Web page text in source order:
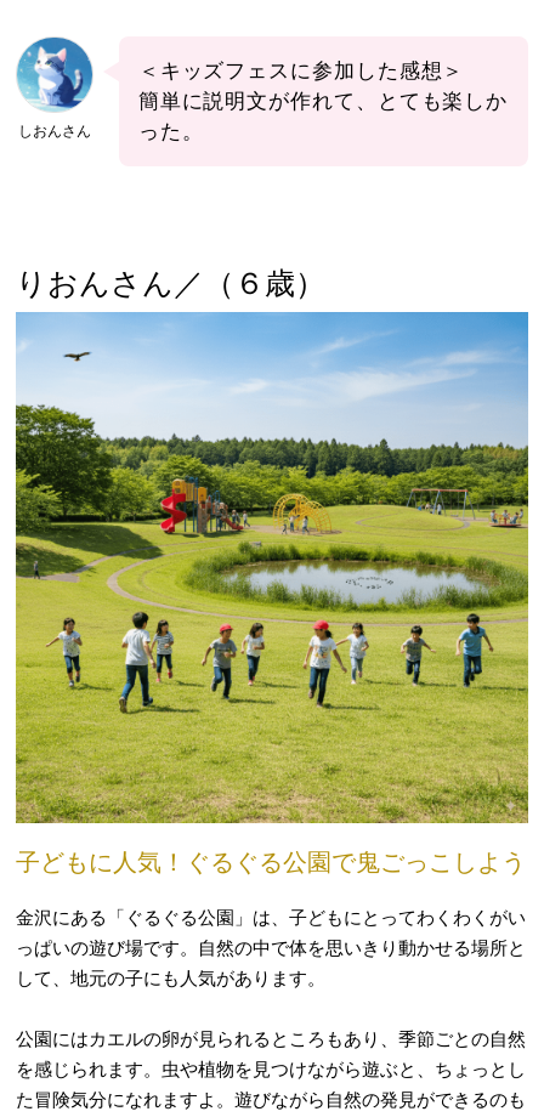
しおんさん
＜キッズフェスに参加した感想＞
簡単に説明文が作れて、とても楽しか
った。
りおんさん／（６歳）
子どもに人気！ぐるぐる公園で鬼ごっこしよう
金沢にある「ぐるぐる公園」は、子どもにとってわくわくがい
っぱいの遊び場です。自然の中で体を思いきり動かせる場所と
して、地元の子にも人気があります。
公園にはカエルの卵が見られるところもあり、季節ごとの自然
を感じられます。虫や植物を見つけながら遊ぶと、ちょっとし
た冒険気分になれますよ。遊びながら自然の発見ができるのも